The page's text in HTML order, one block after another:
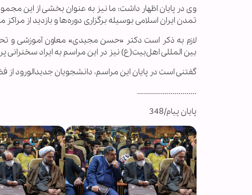
وی در پایان اظهار داشت: ما نیز به عنوان بخشی از این
تمدن ایران اسلامی بوسیله برگزاری دوره‌ها و بازدید از
لازم به ذکر است دکتر «حسن مجیدی» معاون آموزشی و
بین المللی اهل‌بیت(ع) نیز در این مراسم به ایراد سخنرانی
گفتنی است در پایان این مراسم، دانشجویان جدیدالورود از
..............................
پایان پیام/348